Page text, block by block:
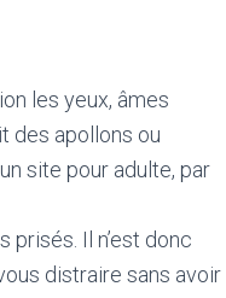
les yeux, âmes
des apollons ou
site pour adulte, par
Il n’est donc
distraire sans avoir